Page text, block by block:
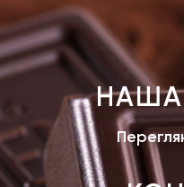
НАША